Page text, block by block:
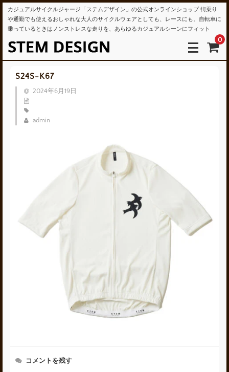
カジュアルサイクルジャージ「ステムデザイン」の公式オンラインショップ 街乗り
や通勤でも使えるおしゃれな大人のサイクルウェアとしても、レースにも。自転車に
乗っているときはノンストレスな走りを、あらゆるカジュアルシーンにフィット
0
S24S-K67
2024年6月19日
admin
コメントを残す